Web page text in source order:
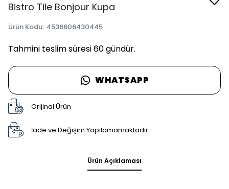
Bistro Tile Bonjour Kupa
Ürün Kodu: 4536606430445
Tahmini teslim süresi 60 gündür.
WHATSAPP
Orijinal Ürün
İade ve Değişim Yapılamamaktadır.
Ürün Açıklaması